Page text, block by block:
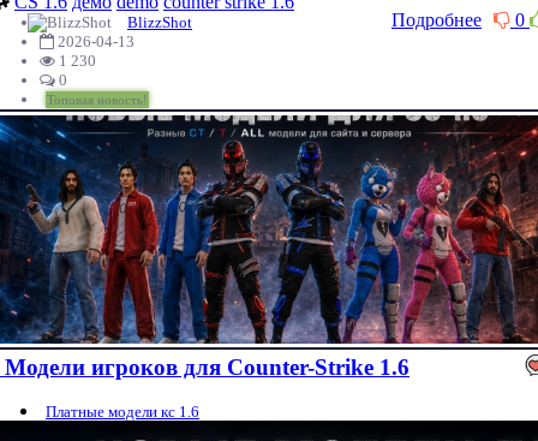
0
Подробнее
BlizzShot
2026-04-13
1 230
0
Топовая новость!
Модели игроков для Counter-Strike 1.6
Платные модели кс 1.6